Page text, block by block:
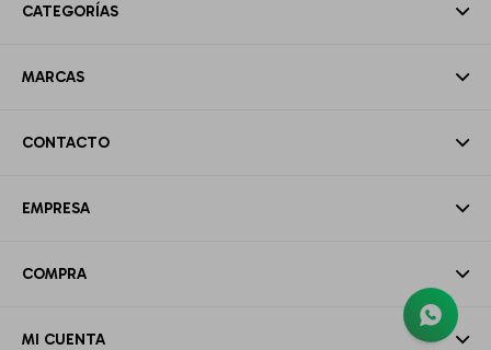
CATEGORÍAS
MARCAS
CONTACTO
EMPRESA
COMPRA
MI CUENTA